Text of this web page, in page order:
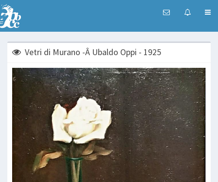
Vetri di Murano -Â Ubaldo Oppi - 1925